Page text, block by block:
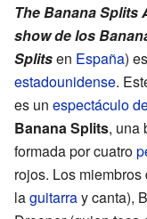
The Banana Splits
show de los
Splitsen España)
estadounidense.
es un espectáculo
Banana Splits, una
formada por cuatro
rojos. Los
laguitarray canta),